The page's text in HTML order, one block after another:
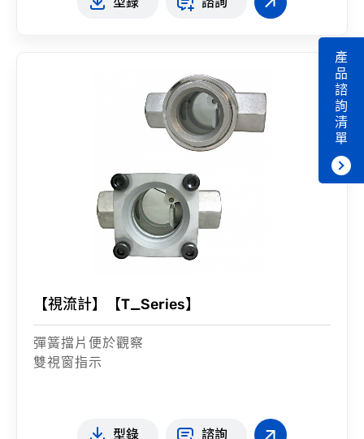
【視流計】【T_Series】
彈簧擋片便於觀察
雙視窗指示
型錄 諮詢
產
品
諮
詢
清
單